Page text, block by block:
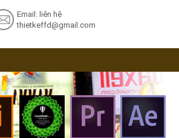
Email: liên hệ
thietkeffd@gmail.com